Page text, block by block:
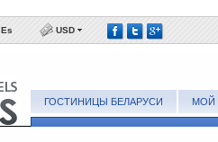
Es USD
ГОСТИНИЦЫ БЕЛАРУСИ МОЙ